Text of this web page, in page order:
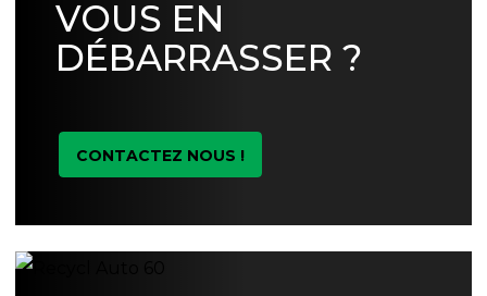
VOUS EN
DÉBARRASSER ?
CONTACTEZ NOUS !